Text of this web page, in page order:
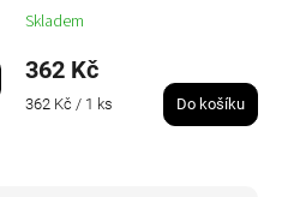
Skladem
362 Kč
Měrná
362 Kč / 1 ks Do košíku